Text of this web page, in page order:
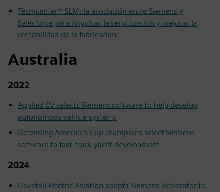
Teamcenter® SLM: la asociación entre Siemens y
Salesforce para impulsar la servitización y mejorar la
rentabilidad de la fabricación
Australia
2022
Applied EV selects Siemens software to help develop
autonomous vehicle systems
Defending America's Cup champions select Siemens
software to fast-track yacht development
2024
Dovetail Electric Aviation adopts Siemens Xcelerator to